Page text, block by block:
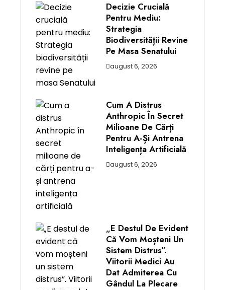
Decizie Crucială
Pentru Mediu:
Strategia
Biodiversității Revine
Pe Masa Senatului
august 6, 2026
Cum A Distrus
Anthropic În Secret
Milioane De Cărți
Pentru A-Și Antrena
Inteligența Artificială
august 6, 2026
„E Destul De Evident
Că Vom Moșteni Un
Sistem Distrus”.
Viitorii Medici Au
Dat Admiterea Cu
Gândul La Plecare